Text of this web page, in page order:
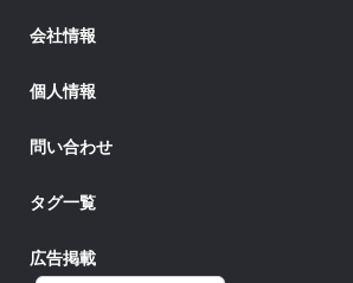
会社情報
個人情報
問い合わせ
タグ一覧
広告掲載